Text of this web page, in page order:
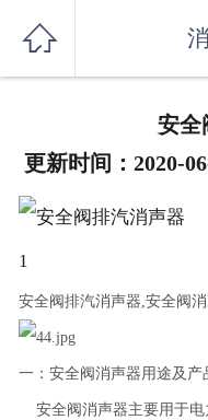

安全
更新时间：2020-
1
安全阀排汽消声器,安全阀
一：安全阀消声器用途及产
安全阀消声器主要用于电